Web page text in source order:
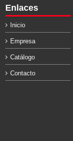
Enlaces
Inicio
Empresa
Catálogo
Contacto